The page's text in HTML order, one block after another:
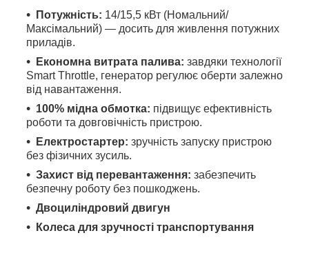
Потужність: 14/15,5 кВт (Номальний/
Максімальний) — досить для живлення потужних
приладів.
Економна витрата палива: завдяки технології
Smart Throttle, генератор регулює оберти залежно
від навантаження.
100% мідна обмотка: підвищує ефективність
роботи та довговічність пристрою.
Електростартер: зручність запуску пристрою
без фізичних зусиль.
Захист від перевантаження: забезпечить
безпечну роботу без пошкоджень.
Двоциліндровий двигун
Колеса для зручності транспортування